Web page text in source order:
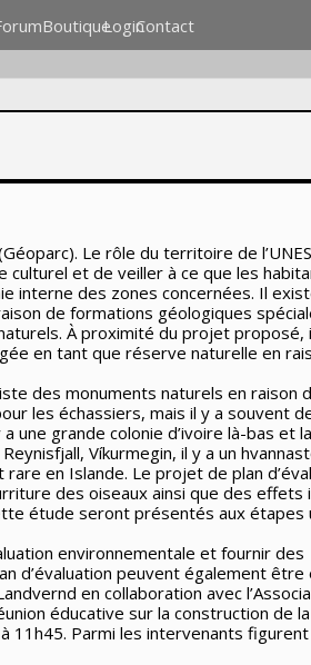
BoutiqueLoginContact
Le rôle du territoire de
et de veiller à ce que les
interne des zones concernées. Il
de formations géologiques
À proximité du projet proposé,
en tant que réserve naturelle en
des monuments naturels en raison
les échassiers, mais il y a souvent
une grande colonie d’ivoire là-bas et
Víkurmegin, il y a un
en Islande. Le projet de plan
des oiseaux ainsi que des effets
étude seront présentés aux étapes
environnementale et fournir des
d’évaluation peuvent également être
en collaboration avec
éducative sur la construction de
11h45. Parmi les intervenants